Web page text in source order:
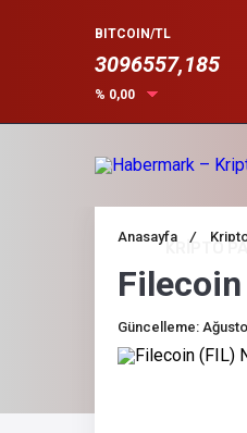
BITCOIN/TL
3096557,185
% 0,00
KRİPTO
Anasayfa /
Filecoin
Güncelleme: